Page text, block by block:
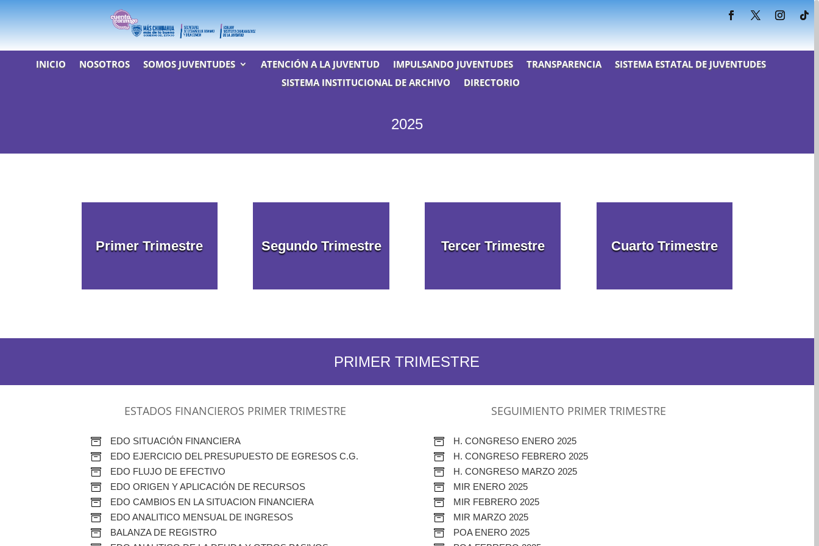
INICIO NOSOTROS SOMOS JUVENTUDES ATENCIÓN A LA JUVENTUD IMPULSANDO JUVENTUDES TRANSPARENCIA
SISTEMA ESTATAL DE JUVENTUDES
SISTEMA INSTITUCIONAL DE ARCHIVO
DIRECTORIO
2025
Primer Trimestre Segundo Trimestre Tercer Trimestre Cuarto Trimestre
PRIMER TRIMESTRE
ESTADOS FINANCIEROS PRIMER TRIMESTRE

EDO SITUACIÓN FINANCIERA

EDO EJERCICIO DEL PRESUPUESTO DE EGRESOS C.G.

EDO FLUJO DE EFECTIVO

EDO ORIGEN Y APLICACIÓN DE RECURSOS

EDO CAMBIOS EN LA SITUACION FINANCIERA

EDO ANALITICO MENSUAL DE INGRESOS

BALANZA DE REGISTRO
SEGUIMIENTO PRIMER TRIMESTRE

H. CONGRESO ENERO 2025

H. CONGRESO FEBRERO 2025

H. CONGRESO MARZO 2025

MIR ENERO 2025

MIR FEBRERO 2025

MIR MARZO 2025

POA ENERO 2025